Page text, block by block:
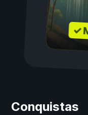
✓
Conquistas